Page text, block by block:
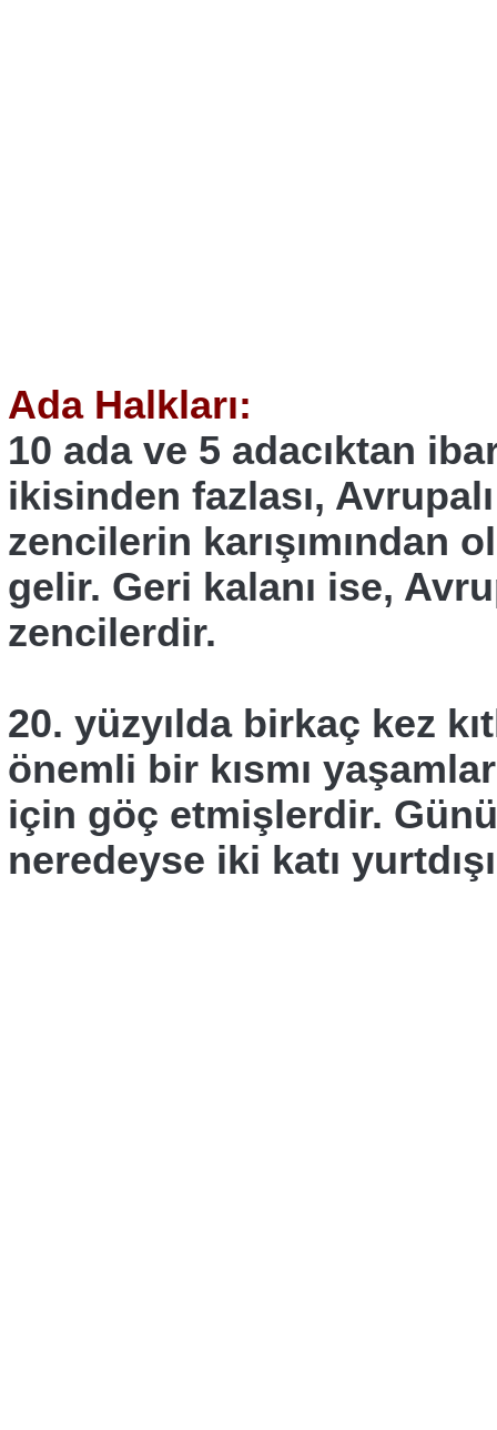
Ada Halkları:
10 ada ve 5 adacıktan
ikisinden fazlası,
zencilerin karışımından
gelir. Geri kalanı ise,
zencilerdir.
20. yüzyılda birkaç kez
önemli bir kısmı
için göç etmişlerdir.
neredeyse iki katı